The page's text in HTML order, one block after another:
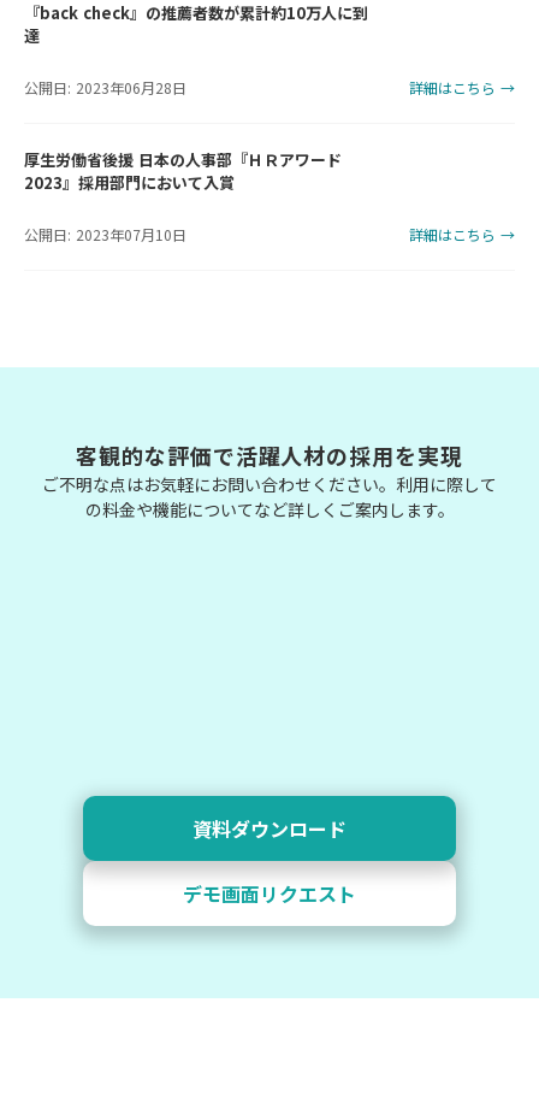
『back check』の推薦者数が累計約10万人に到
達
公開日: 2023年06月28日 詳細はこちら →
厚生労働省後援 日本の人事部『ＨＲアワード
2023』採用部門において入賞
公開日: 2023年07月10日 詳細はこちら →
客観的な評価で活躍人材の採用を実現
ご不明な点はお気軽にお問い合わせください。利用に際して
の料金や機能についてなど詳しくご案内します。
デモ画面リクエスト
資料ダウンロード